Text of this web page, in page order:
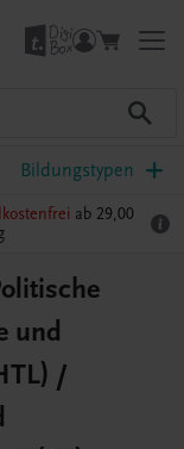
Bildungstypen
ab 29,00
und
/